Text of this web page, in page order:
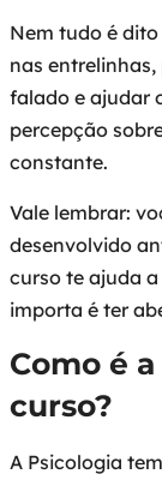
Nem tudo é
nas
falado e ajudar
percepção
constante.
Vale lembrar:
desenvolvido
curso te ajuda
importa é ter
Como é
curso?
A Psicologia